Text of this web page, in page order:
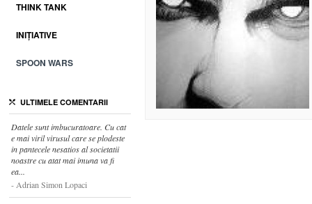
THINK TANK
INIȚIATIVE
SPOON WARS
ULTIMELE COMENTARII
Datele sunt imbucuratoare. Cu cat
e mai viril virusul care se plodeste
in pantecele nesatios al societatii
noastre cu atat mai imuna va fi
ea...
Adrian Simon Lopaci